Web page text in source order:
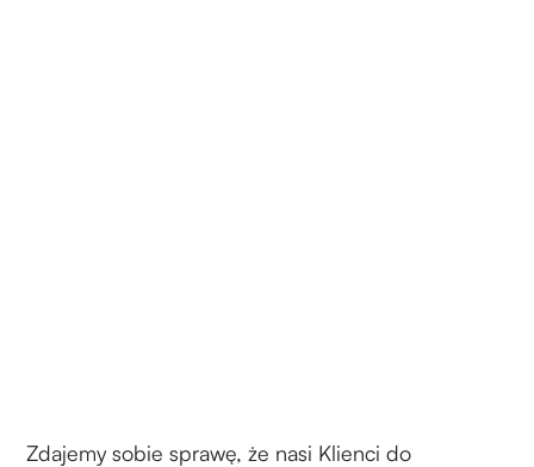
Zdajemy sobie sprawę, że nasi Klienci do